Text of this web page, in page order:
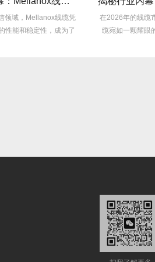
缆凭
为了
在2026年的线缆市场，Mellanox线
缆宛如一颗耀眼的明星，以其卓...